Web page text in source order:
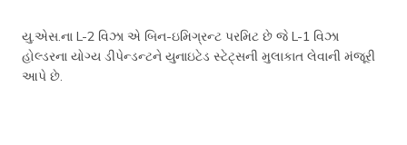
યુ.એસ.ના L-2 વિઝા એ બિન-ઇમિગ્રન્ટ પરમિટ છે જે L-1 વિઝા
હોલ્ડરના યોગ્ય ડીપેન્ડન્ટને યુનાઇટેડ સ્ટેટ્સની મુલાકાત લેવાની મંજૂરી
આપે છે.